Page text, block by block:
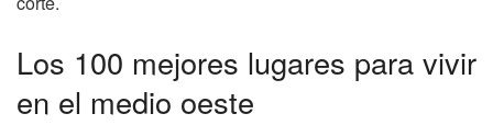
Los 100 mejores lugares para vivir
en el medio oeste